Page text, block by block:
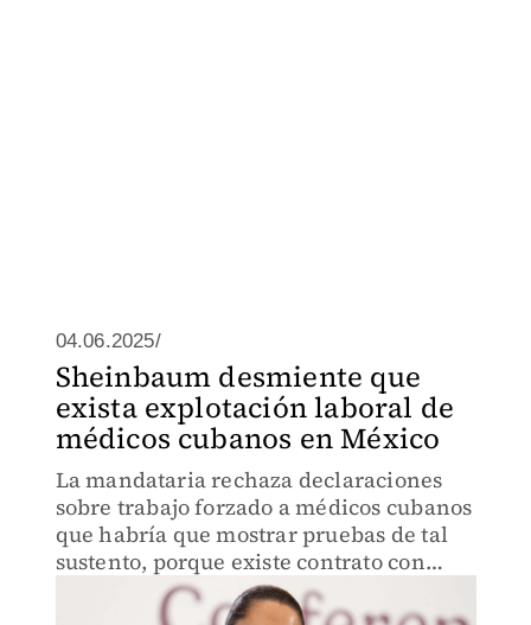
04.06.2025/
Sheinbaum desmiente que
exista explotación laboral de
médicos cubanos en México
La mandataria rechaza declaraciones
sobre trabajo forzado a médicos cubanos
que habría que mostrar pruebas de tal
sustento, porque existe contrato con